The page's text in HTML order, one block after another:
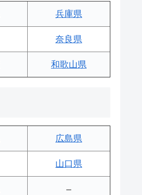
兵庫県
奈良県
和歌山県
広島県
山口県
–